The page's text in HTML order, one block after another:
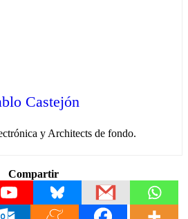
Castejón
y Architects de fondo.
Compartir